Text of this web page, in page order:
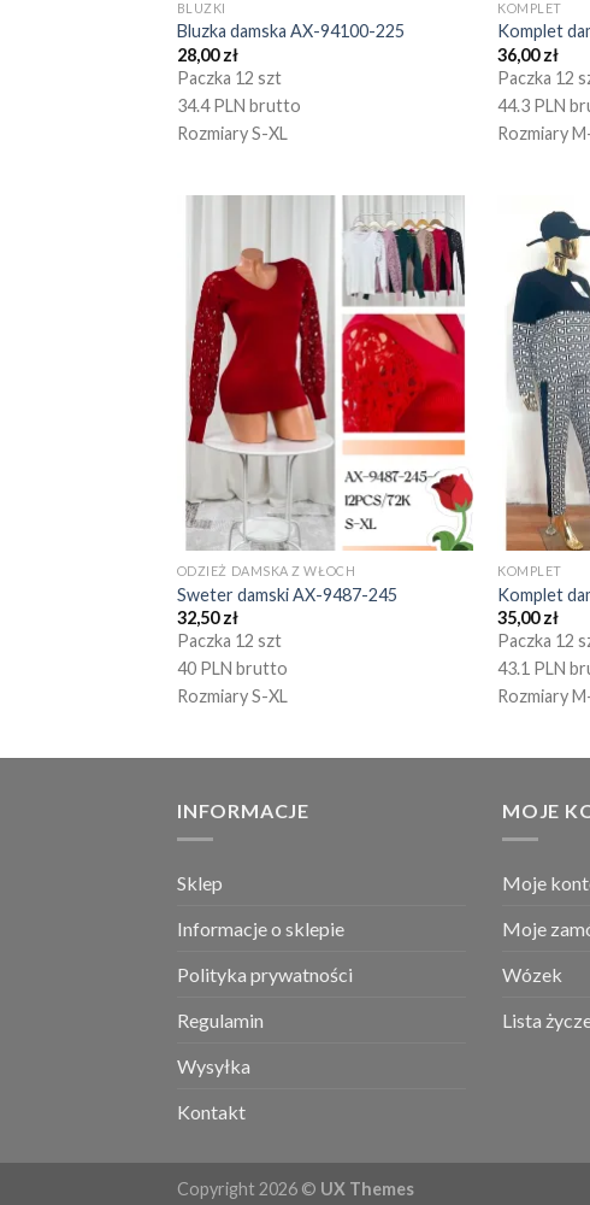
BLUZKI
Bluzka damska AX-94100-225
28,00zł
Paczka 12 szt
34.4 PLN brutto
Rozmiary S-XL
KOMPLET
Komplet
36,00zł
Paczka 12
44.3 PLN
Rozmiary
ODZIEŻ DAMSKA Z WŁOCH
Sweter damski AX-9487-245
32,50zł
Paczka 12 szt
40 PLN brutto
Rozmiary S-XL
KOMPLET
Komplet
35,00zł
Paczka 12
43.1 PLN
Rozmiary
INFORMACJE
Sklep
Informacje o sklepie
Polityka prywatności
Regulamin
Wysyłka
Kontakt
MOJE
Moje
Moje
Wózek
Lista
Copyright 2026 © UX Themes